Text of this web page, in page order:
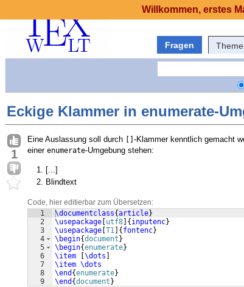
Fragen
Eckige Klammer in enumerate-
1
Eine Auslassung soll durch -Klammer kenntlich gemacht
einer enumerate-Umgebung stehen:
[...]
Blindtext
Code, hier editierbar zum Übersetzen:
1
2
3
4
5
6
7
8
9
\documentclass{article}
\usepackage utf8 { inputenc}
\usepackage T1 { fontenc}
\begin{document }
\begin{enumerate}
\item
\dots
\item \dots
\end {enumerate}
\end {document }
Willkommen, erstes